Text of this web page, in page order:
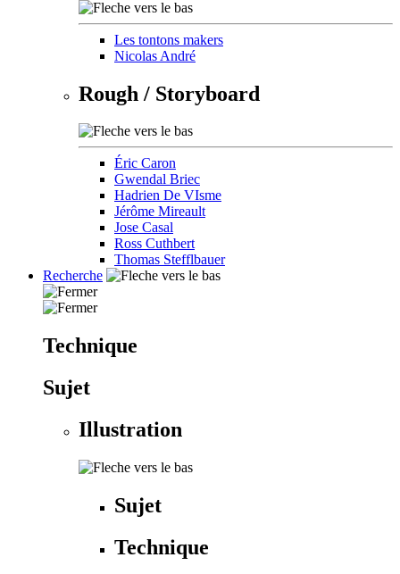
Les tontons makers
Nicolas André
Rough / Storyboard
Éric Caron
Gwendal Briec
Hadrien De VIsme
Jérôme Mireault
Jose Casal
Ross Cuthbert
Thomas Stefflbauer
Recherche
Technique
Sujet
Illustration
Sujet
Technique